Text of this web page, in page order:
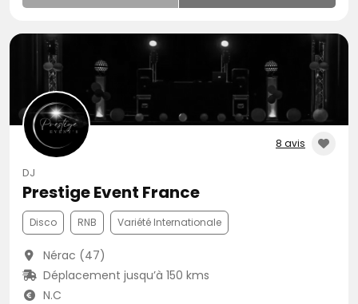
8 avis
DJ
Prestige Event France
Disco RNB Variété Internationale
Nérac (47)
Déplacement jusqu’à 150 kms
N.C